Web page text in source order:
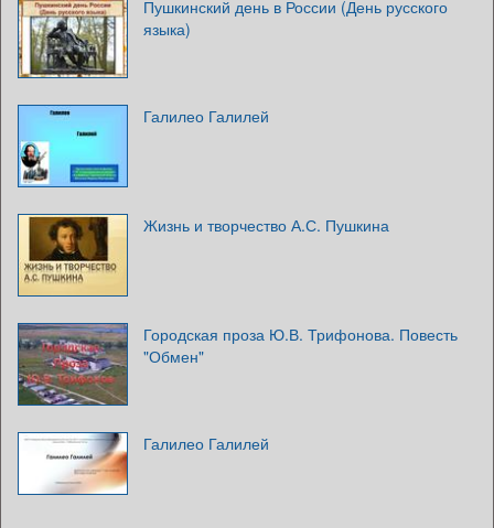
Пушкинский день в России (День русского
языка)
Галилео Галилей
Жизнь и творчество А.С. Пушкина
Городская проза Ю.В. Трифонова. Повесть
"Обмен"
Галилео Галилей